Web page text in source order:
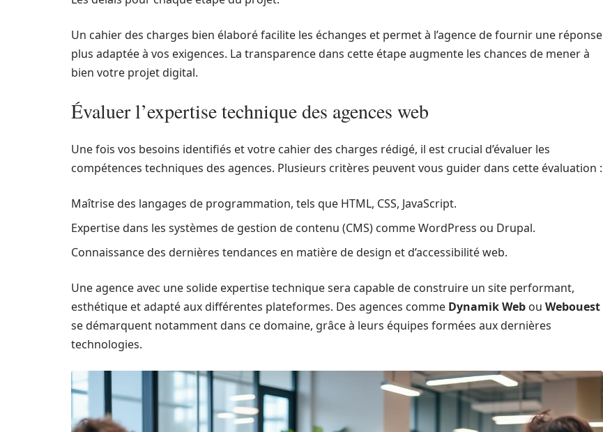
Un cahier des charges bien élaboré facilite les échanges et permet à l’agence de fournir une réponse
plus adaptée à vos exigences. La transparence dans cette étape augmente les chances de mener à
bien votre projet digital.
Évaluer l’expertise technique des agences web
Une fois vos besoins identifiés et votre cahier des charges rédigé, il est crucial d’évaluer les
compétences techniques des agences. Plusieurs critères peuvent vous guider dans cette évaluation :
Maîtrise des langages de programmation, tels que HTML, CSS, JavaScript.
Expertise dans les systèmes de gestion de contenu (CMS) comme WordPress ou Drupal.
Connaissance des dernières tendances en matière de design et d’accessibilité web.
Une agence avec une solide expertise technique sera capable de construire un site performant,
esthétique et adapté aux différentes plateformes. Des agences comme Dynamik Web ou Webouest
se démarquent notamment dans ce domaine, grâce à leurs équipes formées aux dernières
technologies.